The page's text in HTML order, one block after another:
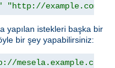
"http://example.com/
yapılan istekleri başka bir
bir şey yapabilirsiniz: